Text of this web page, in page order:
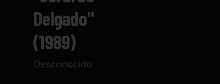
Delgado"
(1989)
Desconocido